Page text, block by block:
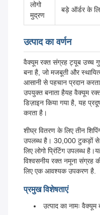
लोगो
मुद्रण
बड़े ऑर्डर के
उत्पाद का वर्णन
वैक्यूम रक्त संग्रह ट्यूब उच्च
बना है, जो मजबूती और
आसानी से पहचान प्रदान
उपयुक्त बनाता हैयह वैक्यूम
डिज़ाइन किया गया है, यह
करता है।
शीघ्र वितरण के लिए तीन
उपलब्ध है। 30,000 टुकड़ों
लिए लोगो प्रिंटिंग उपलब्ध
विश्वसनीय रक्त नमूना संग्रह
लिए एक आवश्यक उपकरण है.
प्रमुख विशेषताएं
उत्पाद का नामः